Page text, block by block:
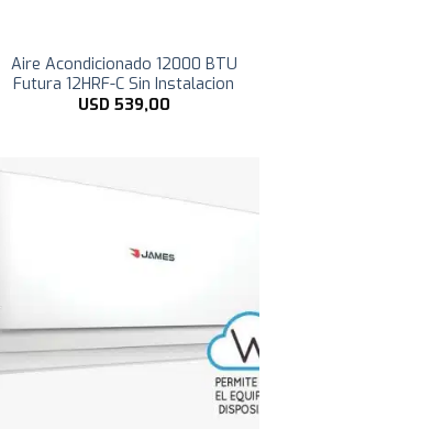
Aire Acondicionado 12000 BTU
Futura 12HRF-C Sin Instalacion
USD 539,00